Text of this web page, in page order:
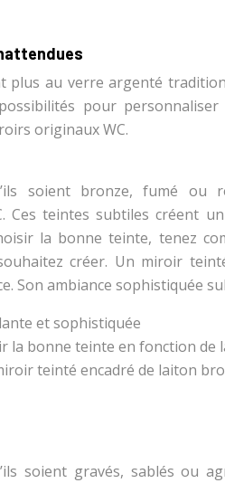
plus au verre argenté
pour
originaux WC.
soient bronze, fumé ou
Ces teintes subtiles créent
la bonne teinte, tenez
créer. Un miroir
Son ambiance sophistiquée
et sophistiquée
la bonne teinte en fonction de
teinté encadré de laiton
soient gravés, sablés ou